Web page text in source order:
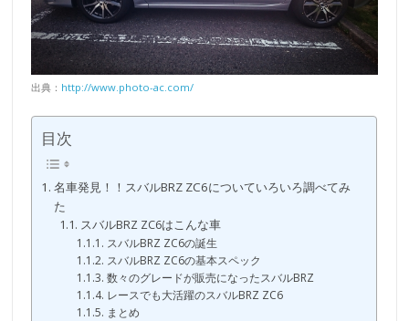
出典： http://www.photo-ac.com/
目次
名車発見！！スバルBRZ ZC6についていろいろ調べてみ
た
スバルBRZ ZC6はこんな車
スバルBRZ ZC6の誕生
スバルBRZ ZC6の基本スペック
数々のグレードが販売になったスバルBRZ
レースでも大活躍のスバルBRZ ZC6
まとめ